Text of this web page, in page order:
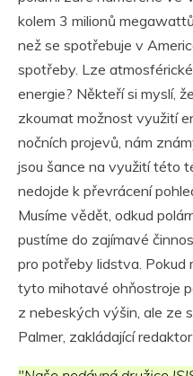
kolem 3 milionů
než se spotřebuje v
spotřeby. Lze
energie? Někteří si myslí,
zkoumat možnost využití
nočních projevů, nám
jsou šance na využití této
nedojde k převrácení
Musíme vědět, odkud
pustíme do zajímavé
pro potřeby lidstva. Pokud
tyto mihotavé ohňostroje
z nebeských výšin, ale ze
Palmer, zakládající